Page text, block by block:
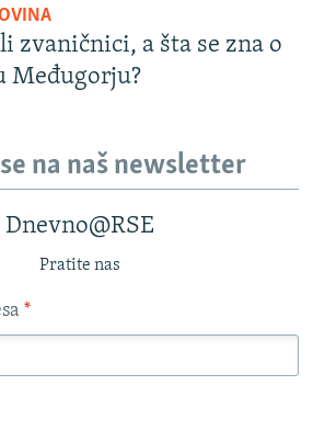
zvaničnici, a šta se zna o
Međugorju?
na naš newsletter
Dnevno@RSE
Pratite nas
*